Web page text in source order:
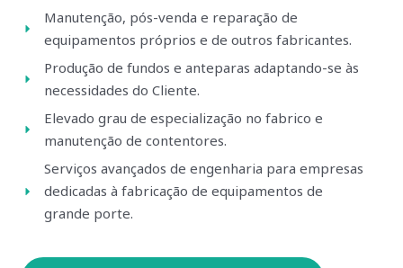
Manutenção, pós-venda e reparação de
equipamentos próprios e de outros fabricantes.
Produção de fundos e anteparas adaptando-se às
necessidades do Cliente.
Elevado grau de especialização no fabrico e
manutenção de contentores.
Serviços avançados de engenharia para empresas
dedicadas à fabricação de equipamentos de
grande porte.